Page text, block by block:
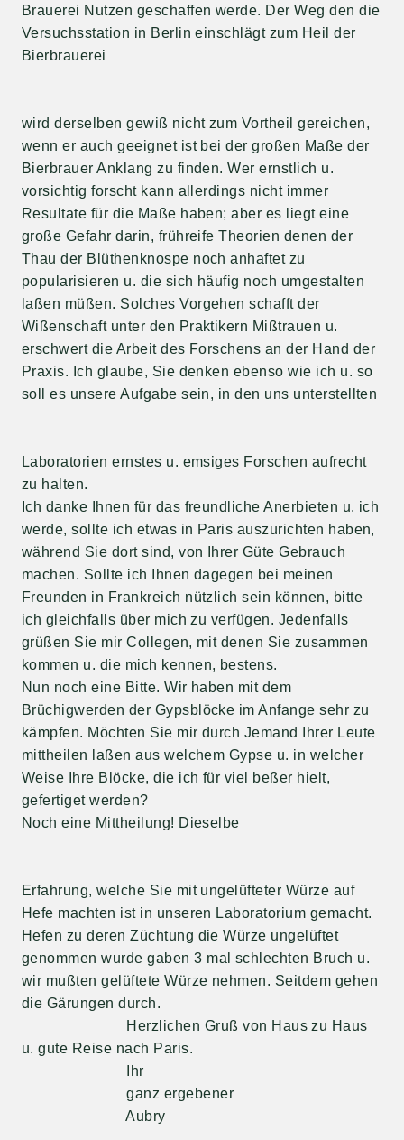
Brauerei Nutzen geschaffen werde. Der Weg den die
Versuchsstation in Berlin einschlägt zum Heil der
Bierbrauerei
wird derselben gewiß nicht zum Vortheil gereichen,
wenn er auch geeignet ist bei der großen Maße der
Bierbrauer Anklang zu finden. Wer ernstlich u.
vorsichtig forscht kann allerdings nicht immer
Resultate für die Maße haben; aber es liegt eine
große Gefahr darin, frühreife Theorien denen der
Thau der Blüthenknospe noch anhaftet zu
popularisieren u. die sich häufig noch umgestalten
laßen müßen. Solches Vorgehen schafft der
Wißenschaft unter den Praktikern Mißtrauen u.
erschwert die Arbeit des Forschens an der Hand der
Praxis. Ich glaube, Sie denken ebenso wie ich u. so
soll es unsere Aufgabe sein, in den uns unterstellten
Laboratorien ernstes u. emsiges Forschen aufrecht
zu halten.
Ich danke Ihnen für das freundliche Anerbieten u. ich
werde, sollte ich etwas in Paris auszurichten haben,
während Sie dort sind, von Ihrer Güte Gebrauch
machen. Sollte ich Ihnen dagegen bei meinen
Freunden in Frankreich nützlich sein können, bitte
ich gleichfalls über mich zu verfügen. Jedenfalls
grüßen Sie mir Collegen, mit denen Sie zusammen
kommen u. die mich kennen, bestens.
Nun noch eine Bitte. Wir haben mit dem
Brüchigwerden der Gypsblöcke im Anfange sehr zu
kämpfen. Möchten Sie mir durch Jemand Ihrer Leute
mittheilen laßen aus welchem Gypse u. in welcher
Weise Ihre Blöcke, die ich für viel beßer hielt,
gefertiget werden?
Noch eine Mittheilung! Dieselbe
Erfahrung, welche Sie mit ungelüfteter Würze auf
Hefe machten ist in unseren Laboratorium gemacht.
Hefen zu deren Züchtung die Würze ungelüftet
genommen wurde gaben 3 mal schlechten Bruch u.
wir mußten gelüftete Würze nehmen. Seitdem gehen
die Gärungen durch.
Herzlichen Gruß von Haus zu Haus
u. gute Reise nach Paris.
Ihr
ganz ergebener
Aubry